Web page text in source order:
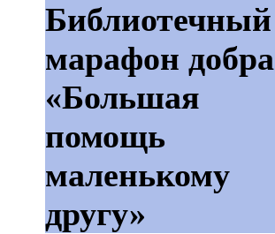
Библиотечный
марафон добра
«Большая
помощь
маленькому
другу»